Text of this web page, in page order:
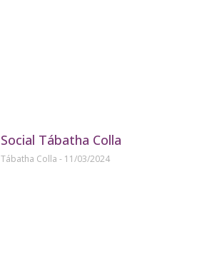
Social Tábatha Colla
Tábatha Colla 11/03/2024